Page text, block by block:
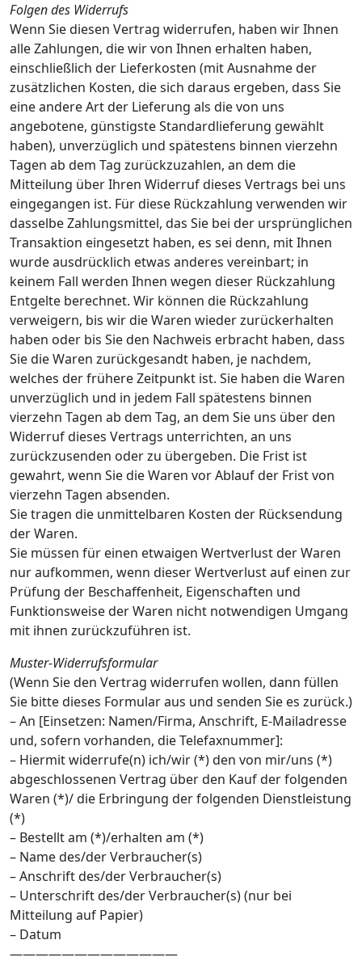
Folgen des Widerrufs
Wenn Sie diesen Vertrag widerrufen, haben wir Ihnen
alle Zahlungen, die wir von Ihnen erhalten haben,
einschließlich der Lieferkosten (mit Ausnahme der
zusätzlichen Kosten, die sich daraus ergeben, dass Sie
eine andere Art der Lieferung als die von uns
angebotene, günstigste Standardlieferung gewählt
haben), unverzüglich und spätestens binnen vierzehn
Tagen ab dem Tag zurückzuzahlen, an dem die
Mitteilung über Ihren Widerruf dieses Vertrags bei uns
eingegangen ist. Für diese Rückzahlung verwenden wir
dasselbe Zahlungsmittel, das Sie bei der ursprünglichen
Transaktion eingesetzt haben, es sei denn, mit Ihnen
wurde ausdrücklich etwas anderes vereinbart; in
keinem Fall werden Ihnen wegen dieser Rückzahlung
Entgelte berechnet. Wir können die Rückzahlung
verweigern, bis wir die Waren wieder zurückerhalten
haben oder bis Sie den Nachweis erbracht haben, dass
Sie die Waren zurückgesandt haben, je nachdem,
welches der frühere Zeitpunkt ist. Sie haben die Waren
unverzüglich und in jedem Fall spätestens binnen
vierzehn Tagen ab dem Tag, an dem Sie uns über den
Widerruf dieses Vertrags unterrichten, an uns
zurückzusenden oder zu übergeben. Die Frist ist
gewahrt, wenn Sie die Waren vor Ablauf der Frist von
vierzehn Tagen absenden.
Sie tragen die unmittelbaren Kosten der Rücksendung
der Waren.
Sie müssen für einen etwaigen Wertverlust der Waren
nur aufkommen, wenn dieser Wertverlust auf einen zur
Prüfung der Beschaffenheit, Eigenschaften und
Funktionsweise der Waren nicht notwendigen Umgang
mit ihnen zurückzuführen ist.
Muster-Widerrufsformular
(Wenn Sie den Vertrag widerrufen wollen, dann füllen
Sie bitte dieses Formular aus und senden Sie es zurück.)
– An [Einsetzen: Namen/Firma, Anschrift, E-Mailadresse
und, sofern vorhanden, die Telefaxnummer]:
– Hiermit widerrufe(n) ich/wir (*) den von mir/uns (*)
abgeschlossenen Vertrag über den Kauf der folgenden
Waren (*)/ die Erbringung der folgenden Dienstleistung
(*)
– Bestellt am (*)/erhalten am (*)
– Name des/der Verbraucher(s)
– Anschrift des/der Verbraucher(s)
– Unterschrift des/der Verbraucher(s) (nur bei
Mitteilung auf Papier)
– Datum
—————————————